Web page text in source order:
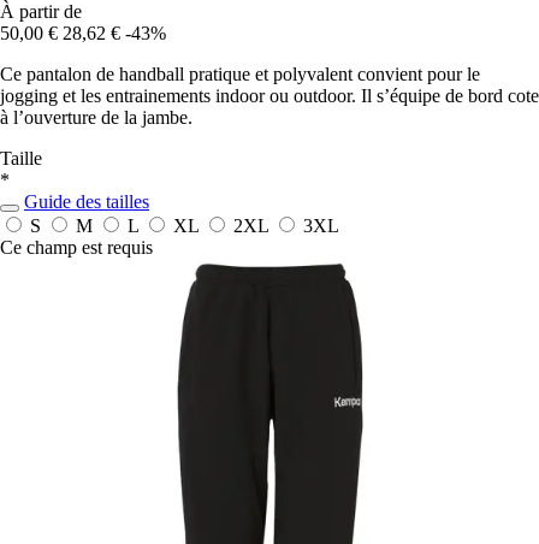
À partir de
50,00 € 28,62 € -43%
Ce pantalon de handball pratique et polyvalent convient pour le
jogging et les entrainements indoor ou outdoor. Il s’équipe de bord cote
à l’ouverture de la jambe.
Taille
*
Guide des tailles
S
M L XL 2XL
3XL
Ce champ est requis